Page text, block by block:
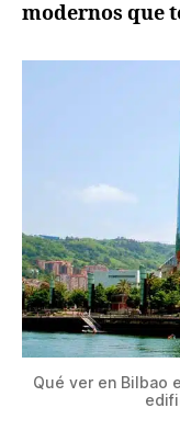
modernos que
Qué ver en Bilbao